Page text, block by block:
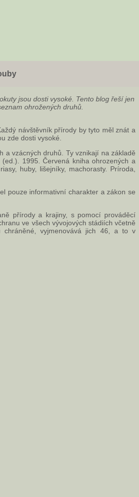
jsou dosti vysoké. Tento blog řeší jen
ohrožených druhů.
návštěvník přírody by tyto měl znát a
zde dosti vysoké.
a vzácných druhů. Ty vznikají na základě
1995. Červená kniha ohrozených a
huby, lišejníky, machorasty. Príroda,
pouze informativní charakter a zákon se
přírody a krajiny, s pomocí prováděcí
ve všech vývojových stádiích včetně
chráněné, vyjmenovává jich 46, a to v